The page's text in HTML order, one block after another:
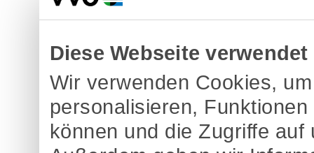
Diese Webseite
Wir verwenden Cookies,
personalisieren,
können und die Zugriffe